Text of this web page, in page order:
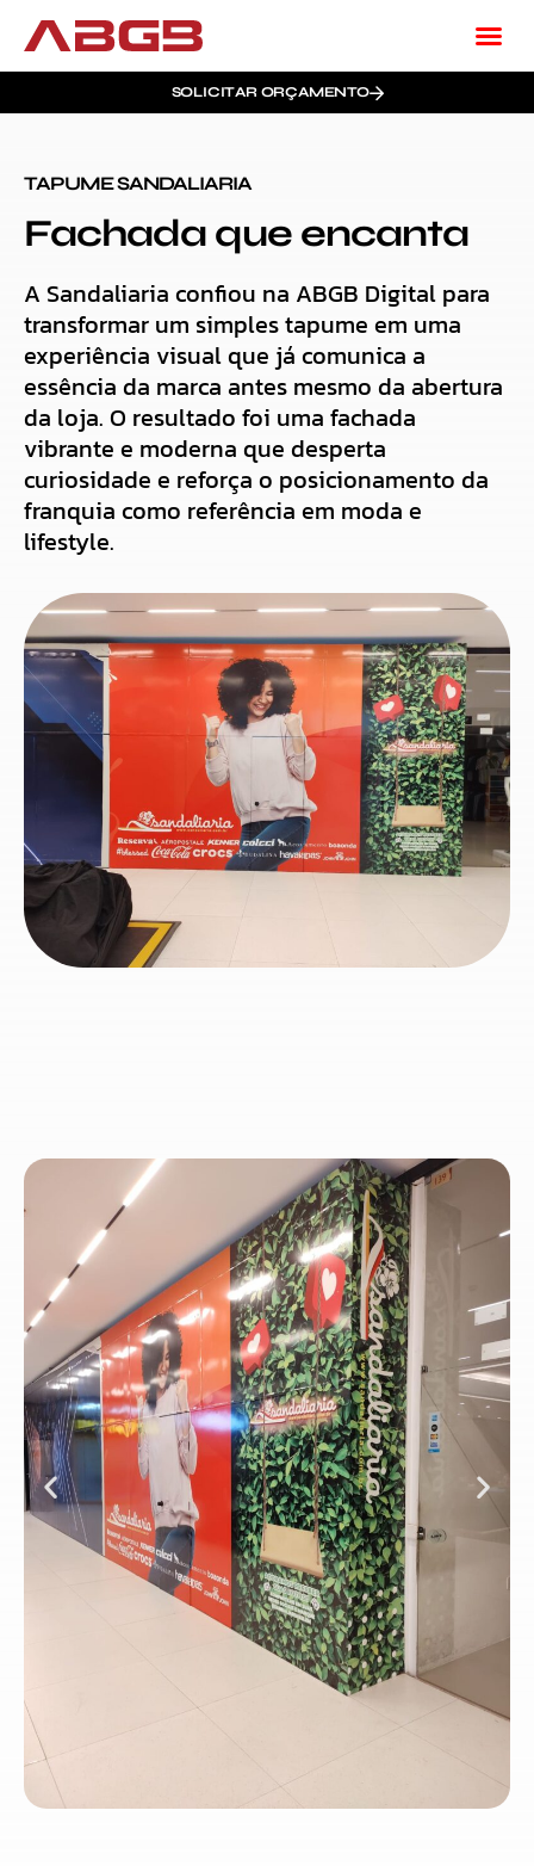
SOLICITAR ORÇAMENTO
TAPUME SANDALIARIA
Fachada que encanta
A Sandaliaria confiou na ABGB Digital para
transformar um simples tapume em uma
experiência visual que já comunica a
essência da marca antes mesmo da abertura
da loja. O resultado foi uma fachada
vibrante e moderna que desperta
curiosidade e reforça o posicionamento da
franquia como referência em moda e
lifestyle.